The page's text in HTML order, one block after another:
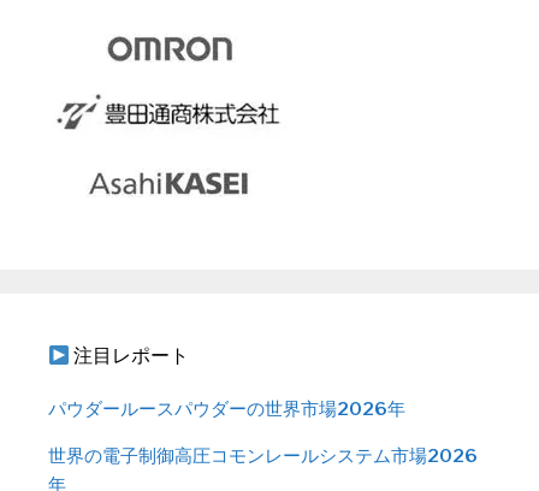
注目レポート
パウダールースパウダーの世界市場2026年
世界の電子制御高圧コモンレールシステム市場2026
年